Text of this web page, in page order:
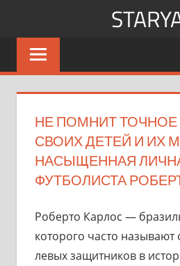
содержимому
Новости
шоу-
НЕ ПОМНИТ
СВОИХ ДЕТЕЙ И ИХ
НАСЫЩЕННАЯ
ФУТБОЛИСТА
Роберто Карлос —
которого часто
левых защитников в